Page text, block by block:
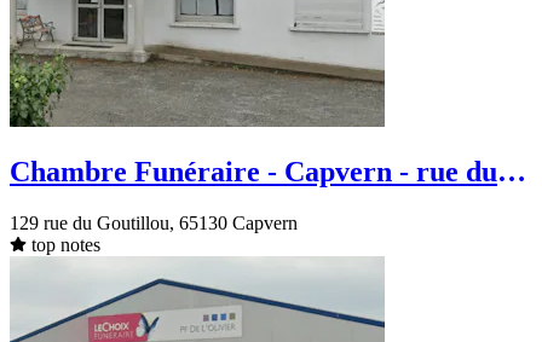
Chambre Funéraire - Capvern - rue du
129 rue du Goutillou, 65130 Capvern
top notes